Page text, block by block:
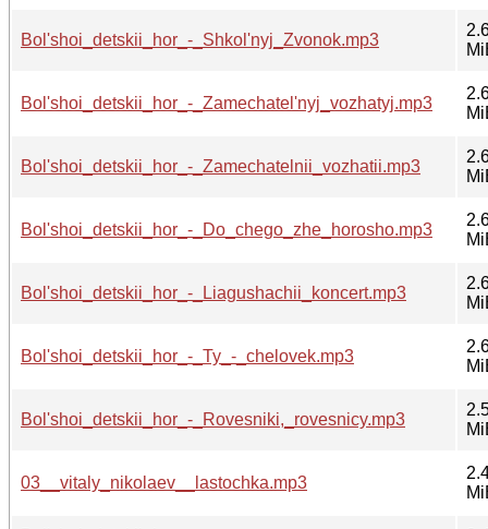
Bol'shoi_detskii_hor_-_Shkol'nyj_Zvonok.mp3
Bol'shoi_detskii_hor_-_Zamechatel'nyj_vozhatyj.mp3
Bol'shoi_detskii_hor_-_Zamechatelnii_vozhatii.mp3
Bol'shoi_detskii_hor_-_Do_chego_zhe_horosho.mp3
Bol'shoi_detskii_hor_-_Liagushachii_koncert.mp3
Bol'shoi_detskii_hor_-_Ty_-_chelovek.mp3
Bol'shoi_detskii_hor_-_Rovesniki,_rovesnicy.mp3
03__vitaly_nikolaev__lastochka.mp3